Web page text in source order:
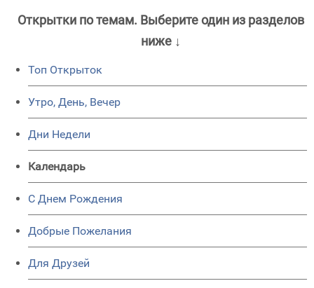
Открытки по темам. Выберите один из разделов
ниже ↓
Топ Открыток
Утро, День, Вечер
Дни Недели
Календарь
C Днем Рождения
Добрые Пожелания
Для Друзей